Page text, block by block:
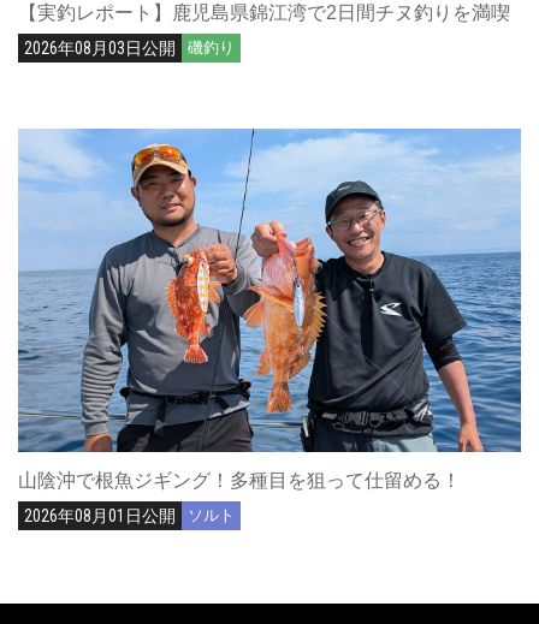
【実釣レポート】鹿児島県錦江湾で2日間チヌ釣りを満喫
2026年08月03日公開 磯釣り
山陰沖で根魚ジギング！多種目を狙って仕留める！
2026年08月01日公開 ソルト